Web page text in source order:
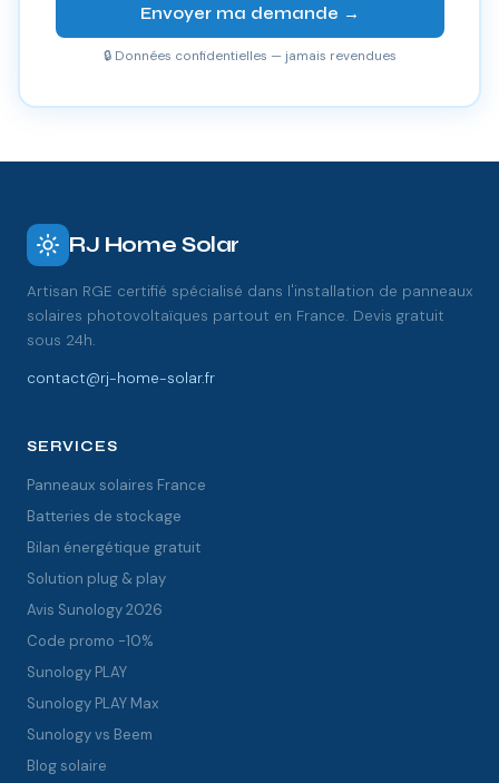
Envoyer ma demande →
🔒 Données confidentielles — jamais revendues
RJ Home Solar
Artisan RGE certifié spécialisé dans l'installation de panneaux
solaires photovoltaïques partout en France. Devis gratuit
sous 24h.
contact@rj-home-solar.fr
SERVICES
Panneaux solaires France
Batteries de stockage
Bilan énergétique gratuit
Solution plug & play
Avis Sunology 2026
Code promo -10%
Sunology PLAY
Sunology PLAY Max
Sunology vs Beem
Blog solaire